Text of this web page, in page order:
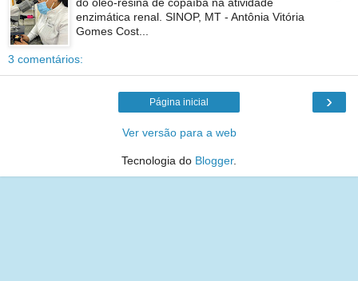
enzimática renal. SINOP, MT - Antônia Vitória
Gomes Cost...
3 comentários:
›
Página inicial
Ver versão para a web
Tecnologia do Blogger.